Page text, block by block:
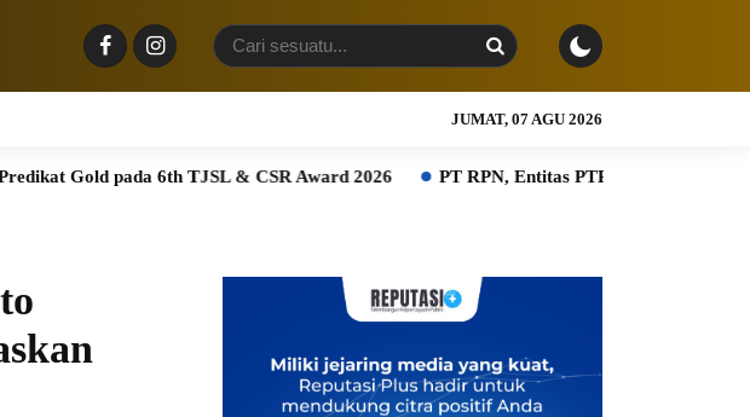
JUMAT, 07 AGU 2026
6th TJSL & CSR Award 2026 PT RPN, Entitas PTPN Group bersama BPDP